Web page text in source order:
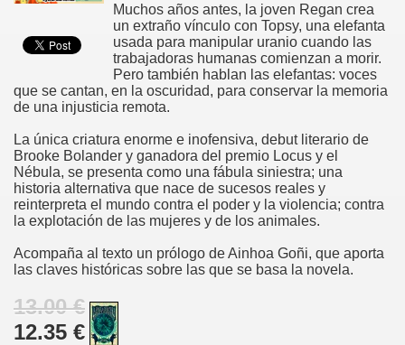
Muchos años antes, la joven Regan crea
un extraño vínculo con Topsy, una elefanta
usada para manipular uranio cuando las
trabajadoras humanas comienzan a morir.
Pero también hablan las elefantas: voces
que se cantan, en la oscuridad, para conservar la memoria
de una injusticia remota.
La única criatura enorme e inofensiva, debut literario de
Brooke Bolander y ganadora del premio Locus y el
Nébula, se presenta como una fábula siniestra; una
historia alternativa que nace de sucesos reales y
reinterpreta el mundo contra el poder y la violencia; contra
la explotación de las mujeres y de los animales.
Acompaña al texto un prólogo de Ainhoa Goñi, que aporta
las claves históricas sobre las que se basa la novela.
13.00 €
12.35 €